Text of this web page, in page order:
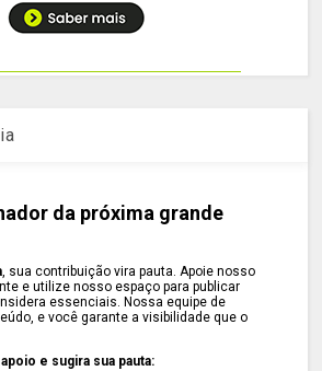
da próxima grande
, sua contribuição vira pauta. Apoie nosso
e utilize nosso espaço para publicar
essenciais. Nossa equipe de
e você garante a visibilidade que o
e sugira sua pauta: